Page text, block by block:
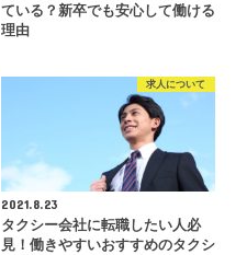
ている？新卒でも安心して働ける
理由
求人について
2021.8.23
タクシー会社に転職したい人必
見！働きやすいおすすめのタクシ